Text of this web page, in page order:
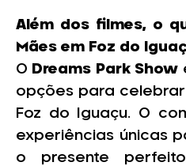
Além dos filmes, o
Mães em Foz do
O Dreams Park Show
opções para
Foz do Iguaçu. O
experiências únicas
o presente